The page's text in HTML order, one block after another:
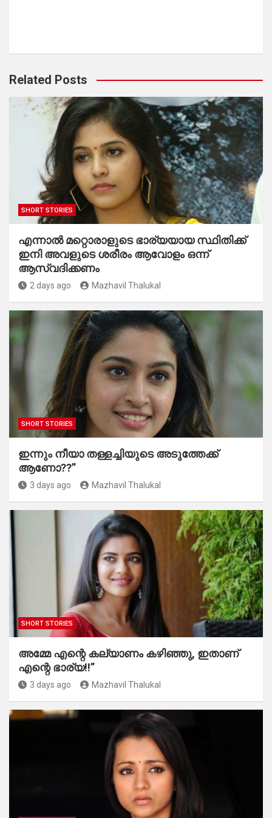
Related Posts
SHORT STORIES
എന്നാൽ മറ്റൊരാളുടെ ഭാര്യയായ സ്ഥിതിക്ക്
ഇനി അവളുടെ ശരീരം ആവോളം ഒന്ന്
ആസ്വദിക്കണം
2 days ago Mazhavil Thalukal
SHORT STORIES
ഇന്നും നീയാ തള്ളച്ചിയുടെ അടുത്തേക്ക്
ആണോ??”
3 days ago Mazhavil Thalukal
SHORT STORIES
അമ്മേ എന്റെ കല്യാണം കഴിഞ്ഞു, ഇതാണ്
എന്റെ ഭാര്യ!!”
3 days ago Mazhavil Thalukal